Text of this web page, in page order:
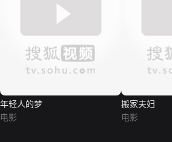
年轻人的梦
电影
搬家夫妇
电影